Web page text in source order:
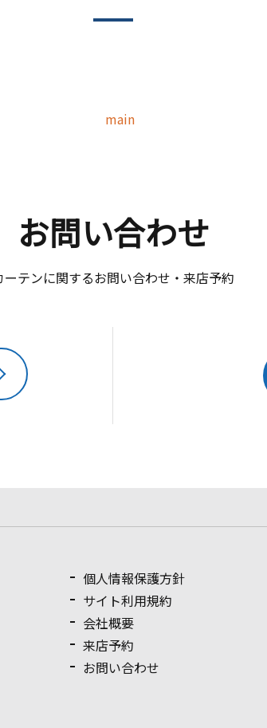
main
お問い合わせ
ーテンに関するお問い合わせ・来店予約
個人情報保護方針
サイト利用規約
会社概要
来店予約
お問い合わせ